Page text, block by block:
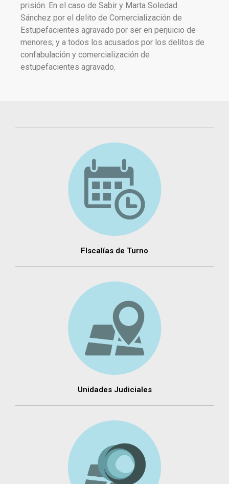
prisión. En el caso de Sabir y Marta Soledad
Sánchez por el delito de Comercialización de
Estupefacientes agravado por ser en perjuicio de
menores; y a todos los acusados por los delitos de
confabulación y comercialización de
estupefacientes agravado.
FIscalías de Turno
Unidades Judiciales